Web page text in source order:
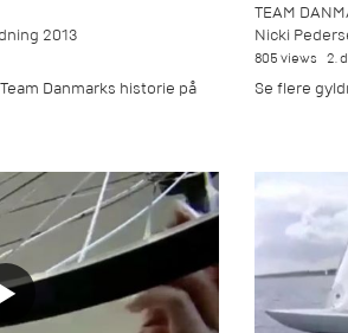
2013
Danmarks historie på
TEAM
Nicki
805 views 2.
Se flere